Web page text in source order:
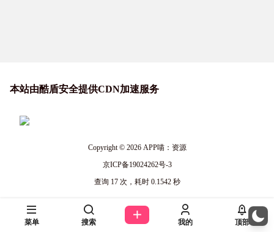
本站由酷盾安全提供CDN加速服务
Copyright © 2026APP喵：资源
京ICP备19024262号-3
查询 17 次，耗时 0.1542 秒
菜单 搜索 我的 顶部